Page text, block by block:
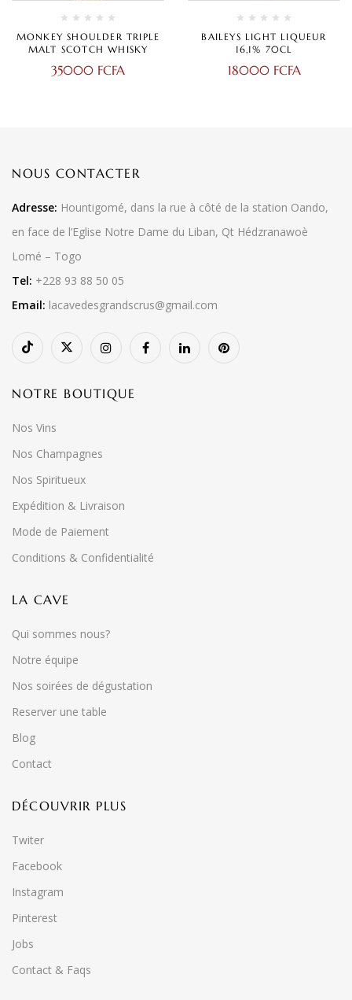
MONKEY SHOULDER TRIPLE
MALT SCOTCH WHISKY
35000 FCFA
BAILEYS LIGHT LIQUEUR
16,1% 70CL
18000 FCFA
NOUS CONTACTER
Adresse: Hountigomé, dans la rue à côté de la station Oando,
en face de l’Eglise Notre Dame du Liban, Qt Hédzranawoè
Lomé – Togo
Tel: +228 93 88 50 05
Email: lacavedesgrandscrus@gmail.com
NOTRE BOUTIQUE
Nos Vins
Nos Champagnes
Nos Spiritueux
Expédition & Livraison
Mode de Paiement
Conditions & Confidentialité
LA CAVE
Qui sommes nous?
Notre équipe
Nos soirées de dégustation
Reserver une table
Blog
Contact
DÉCOUVRIR PLUS
Twiter
Facebook
Instagram
Pinterest
Jobs
Contact & Faqs